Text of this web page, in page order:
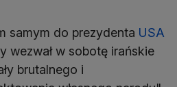
samym do prezydenta USA
wezwał w sobotę irańskie
brutalnego i